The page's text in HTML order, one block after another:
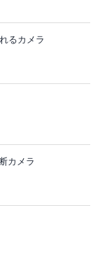
るカメラ
カメラ